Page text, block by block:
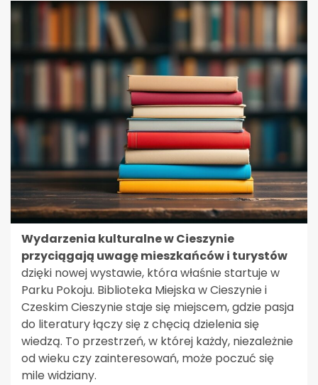
Wydarzenia kulturalne w Cieszynie
przyciągają uwagę mieszkańców i turystów
dzięki nowej wystawie, która właśnie startuje w
Parku Pokoju. Biblioteka Miejska w Cieszynie i
Czeskim Cieszynie staje się miejscem, gdzie pasja
do literatury łączy się z chęcią dzielenia się
wiedzą. To przestrzeń, w której każdy, niezależnie
od wieku czy zainteresowań, może poczuć się
mile widziany.